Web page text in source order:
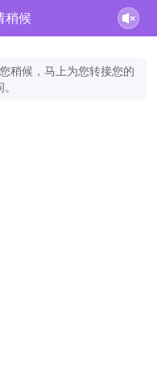
稍候
稍候，马上为您转接您的